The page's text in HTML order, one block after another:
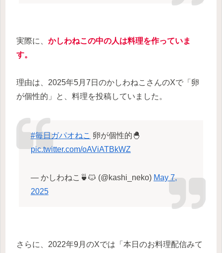
実際に、 かしわねこの中の人は料理を作っていま
す。
理由は、2025年5月7日のかしわねこさんのXで「卵
が個性的」と、料理を投稿していました。
#毎日ガパオねこ 卵が個性的🐣
pic.twitter.com/oAViATBkWZ
— かしわねこ🍵🐱 (@kashi_neko) May 7,
2025
さらに、2022年9月のXでは「本日のお料理配信みて